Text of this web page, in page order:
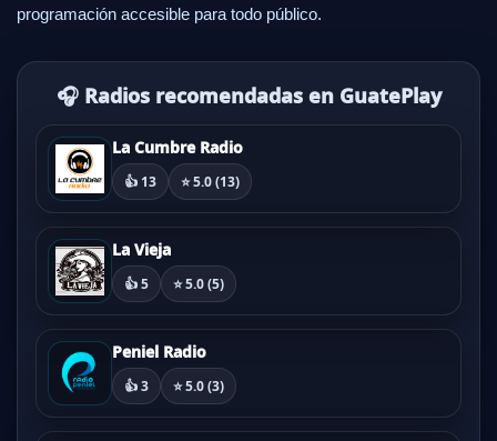
programación accesible para todo público.
🎧 Radios recomendadas en GuatePlay
La Cumbre Radio
👍 13 ⭐ 5.0 (13)
La Vieja
👍 5 ⭐ 5.0 (5)
Peniel Radio
👍 3 ⭐ 5.0 (3)